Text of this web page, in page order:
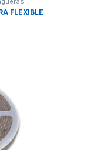
FLEXIBLE